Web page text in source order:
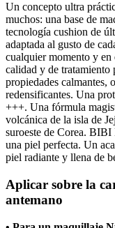
Un concepto ultra
muchos: una base de
tecnología cushion de
adaptada al gusto de
cualquier momento y
calidad y de tratamiento
propiedades calmantes,
redensificantes. Una
+++. Una fórmula
volcánica de la isla de
suroeste de Corea.
una piel perfecta. Un
piel radiante y llena de
Aplicar sobre la
antemano